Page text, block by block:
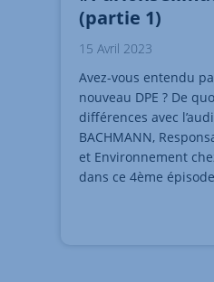
(partie 1)
15 Avril 2023
Avez-vous entendu
nouveau DPE ? De
différences avec
BACHMANN,
et Environnement
dans ce 4ème